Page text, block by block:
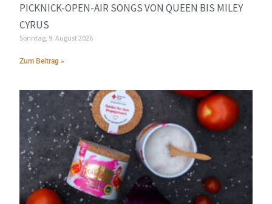
PICKNICK-OPEN-AIR SONGS VON QUEEN BIS MILEY
CYRUS
Sonntag, 9. August 2026
Zum Beitrag »